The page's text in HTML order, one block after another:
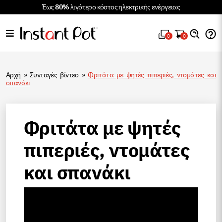
Έως80%λιγότερο κόστος ηλεκτρικής ενέργειας
0 0
Αρχή »Συνταγές βίντεο»Φριτάτα με ψητές πιπεριές, ντομάτες και
σπανάκι
Φριτάτα με ψητές
πιπεριές, ντομάτες
και σπανάκι